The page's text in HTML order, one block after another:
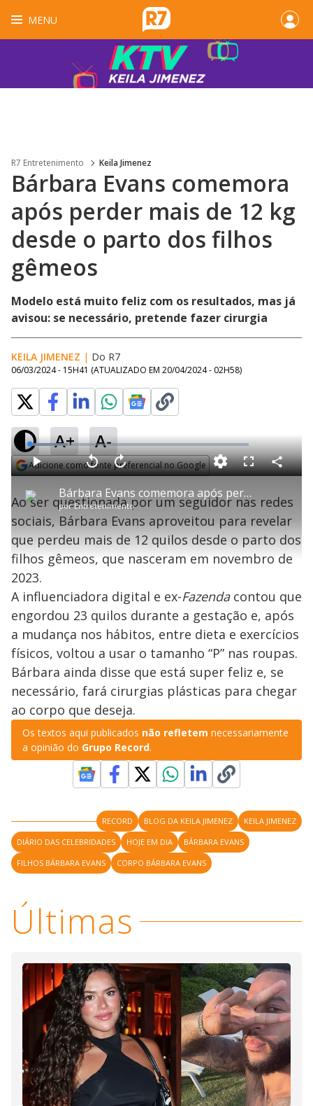
MENU
R7 Entretenimento Keila Jimenez
Bárbara Evans comemora
após perder mais de 12 kg
desde o parto dos filhos
gêmeos
Modelo está muito feliz com os resultados, mas já
avisou: se necessário, pretende fazer cirurgia
KEILA JIMENEZ | Do R7
06/03/2024 - 15H41 (ATUALIZADO EM 20/04/2024 - 02H58)
A+ A-
Adicione como fonte preferencial no Google
P
l
a
y
V
i
d
e
o
Bárbara Evans comemora após perder mais de 12 kg desde o parto dos filhos gêmeos
porEntretenimento
P V
t
a
r
0
e
g
n
d
A
n
ç
a
1
s
e
u
n
M
u
d
o
L
o
a
d
e
7
6
4
F
l
s
c
n
C
o
a
r
l
Ao ser questionada por um seguidor nas redes
sociais, Bárbara Evans aproveitou para revelar
que perdeu mais de 12 quilos desde o parto dos
filhos gêmeos, que nasceram em novembro de
2023.
A influenciadora digital e ex-Fazendacontou que
engordou 23 quilos durante a gestação e, após
a mudança nos hábitos, entre dieta e exercícios
físicos, voltou a usar o tamanho “P” nas roupas.
Bárbara ainda disse que está super feliz e, se
necessário, fará cirurgias plásticas para chegar
ao corpo que deseja.
Os textos aqui publicados não refletem necessariamente
a opinião do Grupo Record.
RECORD BLOG DA KEILA JIMENEZ
KEILA JIMENEZ
DIÁRIO DAS CELEBRIDADES
HOJE EM DIA
BÁRBARA EVANS
FILHOS BÁRBARA EVANS
CORPO BÁRBARA EVANS
Últimas